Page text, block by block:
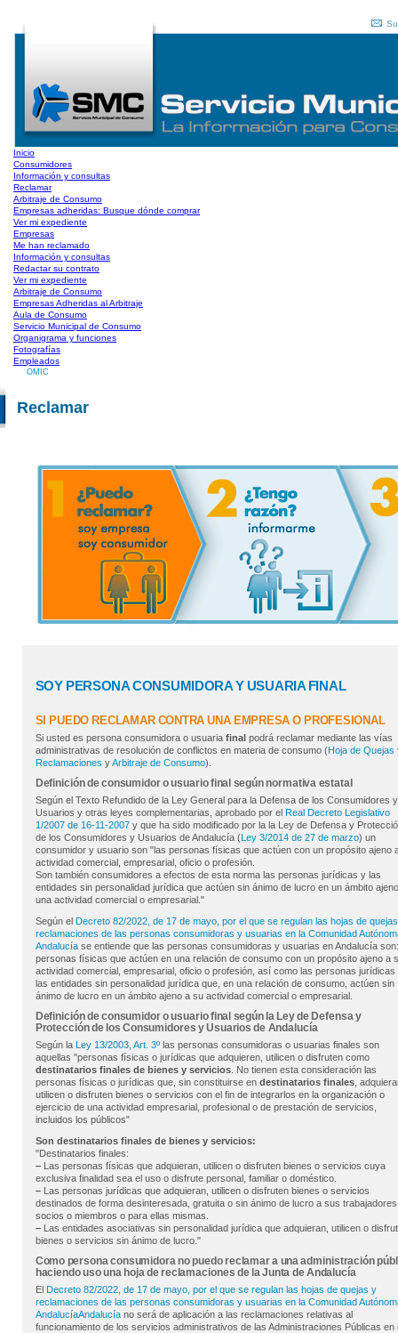
Inicio
Consumidores
Información y consultas
Reclamar
Arbitraje de Consumo
Empresas adheridas: Busque dónde comprar
Ver mi expediente
Empresas
Me han reclamado
Información y consultas
Redactar su contrato
Ver mi expediente
Arbitraje de Consumo
Empresas Adheridas al Arbitraje
Aula de Consumo
Servicio Municipal de Consumo
Organigrama y funciones
Fotografías
Empleados
OMIC
Reclamar
SOY PERSONA CONSUMIDORA Y USUARIA FINAL
SI PUEDO RECLAMAR CONTRA UNA EMPRESA O PROFESIONAL
Si usted es persona consumidora o usuaria finalpodrá reclamar mediante las vías
administrativas de resolución de conflictos en materia de consumo (Hoja de Quejas
Reclamaciones yArbitraje de Consumo).
Definición de consumidor o usuario final según normativa estatal
Según el Texto Refundido de la Ley General para la Defensa de los Consumidores y
Usuarios y otras leyes complementarias, aprobado por el Real Decreto Legislativo
1/2007 de 16-11-2007y que ha sido modificado por la la Ley de Defensa y
de los Consumidores y Usuarios de Andalucía (Ley 3/2014 de 27 de marzo) un
consumidor y usuario son "las personas físicas que actúen con un propósito ajeno
actividad comercial, empresarial, oficio o profesión.
Son también consumidores a efectos de esta norma las personas jurídicas y las
entidades sin personalidad jurídica que actúen sin ánimo de lucro en un ámbito
una actividad comercial o empresarial."
Según el Decreto 82/2022, de 17 de mayo, por el que se regulan las hojas de
reclamaciones de las personas consumidoras y usuarias en la Comunidad
Andalucíase entiende que las personas consumidoras y usuarias en Andalucía
personas físicas que actúen en una relación de consumo con un propósito ajeno a
actividad comercial, empresarial, oficio o profesión, así como las personas jurídicas
las entidades sin personalidad jurídica que, en una relación de consumo, actúen sin
ánimo de lucro en un ámbito ajeno a su actividad comercial o empresarial.
Definición de consumidor o usuario final según la Ley de Defensa y
Protección de los Consumidores y Usuarios de Andalucía
Según la Ley 13/2003, Art. 3ºlas personas consumidoras o usuarias finales son
aquellas "personas físicas o jurídicas que adquieren, utilicen o disfruten como
destinatarios finales de bienes y servicios. No tienen esta consideración las
personas físicas o jurídicas que, sin constituirse en destinatarios finales,
utilicen o disfruten bienes o servicios con el fin de integrarlos en la organización o
ejercicio de una actividad empresarial, profesional o de prestación de servicios,
incluidos los públicos"
Son destinatarios finales de bienes y servicios:
"Destinatarios finales:
– Las personas físicas que adquieran, utilicen o disfruten bienes o servicios cuya
exclusiva finalidad sea el uso o disfrute personal, familiar o doméstico.
– Las personas jurídicas que adquieran, utilicen o disfruten bienes o servicios
destinados de forma desinteresada, gratuita o sin ánimo de lucro a sus
socios o miembros o para ellas mismas.
– Las entidades asociativas sin personalidad jurídica que adquieran, utilicen o
bienes o servicios sin ánimo de lucro."
Como persona consumidora no puedo reclamar a una administración
haciendo uso una hoja de reclamaciones de la Junta de Andalucía
El Decreto 82/2022, de 17 de mayo, por el que se regulan las hojas de quejas y
reclamaciones de las personas consumidoras y usuarias en la Comunidad
AndalucíaAndalucíano será de aplicación a las reclamaciones relativas al
funcionamiento de los servicios administrativos de las Administraciones Públicas en